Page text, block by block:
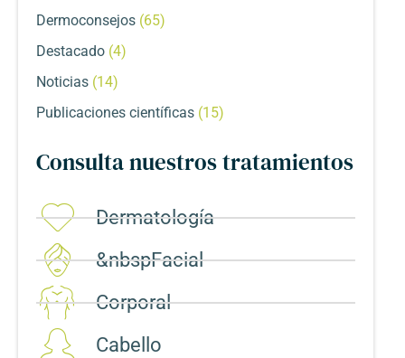
Dermoconsejos (65)
Destacado (4)
Noticias (14)
Publicaciones científicas (15)
Consulta nuestros tratamientos
Dermatología
&nbspFacial
Corporal​
Cabello